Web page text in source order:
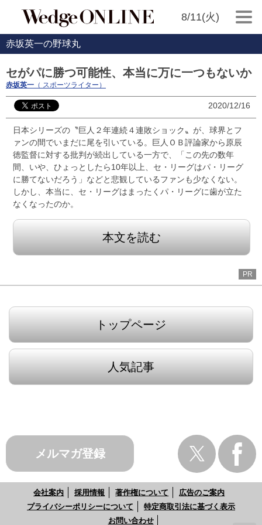
8/11(火)
赤坂英一の野球丸
セがパに勝つ可能性、本当に万に一つもないか
赤坂英一 （ スポーツライター）
2020/12/16
日本シリーズの〝巨人２年連続４連敗ショック〟が、球界とフ
ァンの間でいまだに尾を引いている。巨人ＯＢ評論家から原辰
徳監督に対する批判が続出している一方で、「この先の数年
間、いや、ひょっとしたら10年以上、セ・リーグはパ・リーグ
に勝てないだろう」などと悲観しているファンも少なくない。
しかし、本当に、セ・リーグはまったくパ・リーグに歯が立た
なくなったのか。
本文を読む
PR
トップページ
人気記事
メルマガ登録
会社案内 採用情報 著作権について
広告のご案内
プライバシーポリシーについて
特定商取引法に基づく表示
お問い合わせ